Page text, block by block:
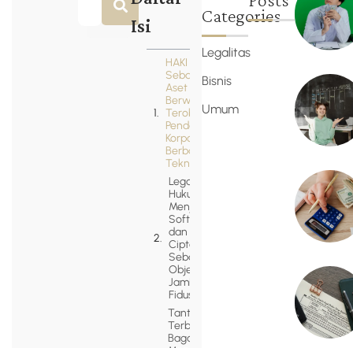
Isi
HAKI
Sebagai
Aset
Berwujud:
Terobosan
Pendanaan
Korporasi
Berbasis
Teknologi
Legalitas
Hukum
Menjadikan
Software
dan Hak
Cipta
Sebagai
Objek
Jaminan
Fidusia
Tantangan
Terbesar:
Bagaimana
Categories
Legalitas
Bisnis
Umum